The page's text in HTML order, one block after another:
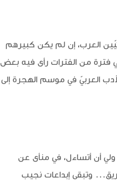
العرب، إن لم يكن كبيرهم
فترة من الفترات رأى فيه بعض
العربيّ في موسم الهجرة إلى
أن أتساءل، في منأى عن
وتبقى إبداعات نجيب